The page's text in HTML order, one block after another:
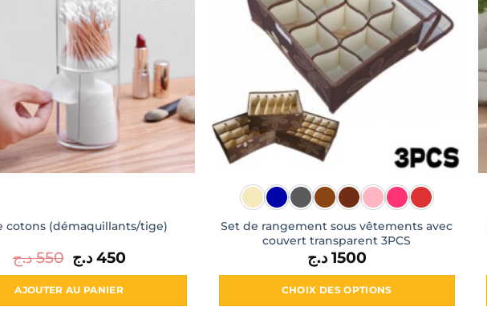
cotons (démaquillants/tige)
550 د.ج Le
prix
initial
était :
450 د.ج Le
actuel
AJOUTER AU PANIER
Set de rangement sous vêtements avec
couvert transparent 3PCS
1500 د.ج
CHOIX DES OPTIONS